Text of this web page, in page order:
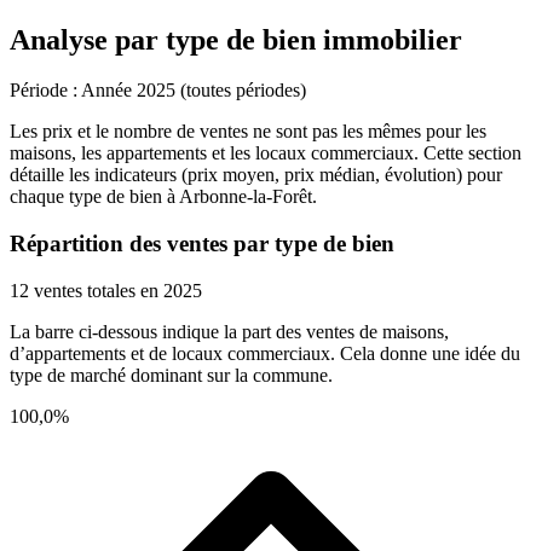
Analyse par type de bien immobilier
Période : Année 2025 (toutes périodes)
Les prix et le nombre de ventes ne sont pas les mêmes pour les
maisons, les appartements et les locaux commerciaux. Cette section
détaille les indicateurs (prix moyen, prix médian, évolution) pour
chaque type de bien à Arbonne-la-Forêt.
Répartition des ventes par type de bien
12 ventes totales en 2025
La barre ci-dessous indique la part des ventes de maisons,
d’appartements et de locaux commerciaux. Cela donne une idée du
type de marché dominant sur la commune.
100,0%